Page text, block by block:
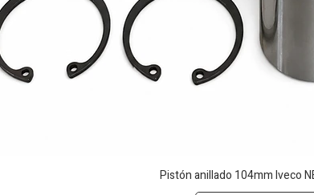
Pistón anillado 104mm Iveco